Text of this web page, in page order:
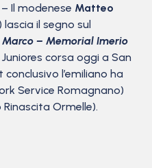
– Il modenese Matteo
il segno sul
Marco – Memorial Imerio
corsa oggi a San
l’emiliano ha
Service Romagnano)
Rinascita Ormelle).